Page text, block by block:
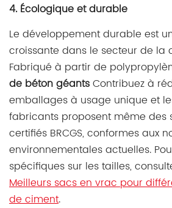
4. Écologique et durable
Le développement durable est
croissante dans le secteur de la
Fabriqué à partir de
de béton géantsContribuez à
emballages à usage unique et
fabricants proposent même des
certifiés BRCGS, conformes aux
environnementales actuelles.
spécifiques sur les tailles,
Meilleurs sacs en vrac pour
de ciment.